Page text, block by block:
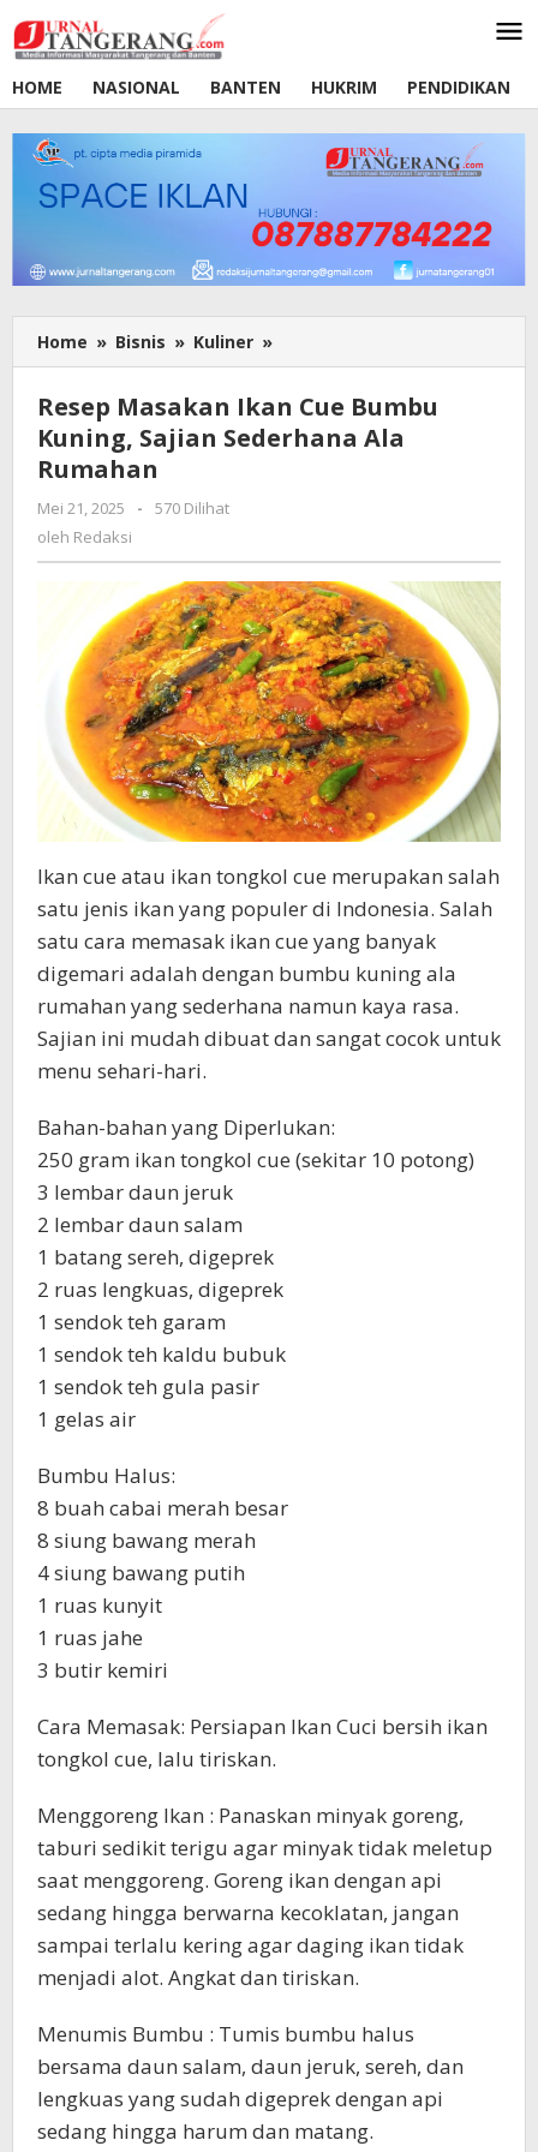
ke
konten
HOME
NASIONAL BANTEN HUKRIM PENDIDIKAN
Home » Bisnis » Kuliner »
Masakan
Cue
Bumbu
Rumahan
Resep Masakan Ikan Cue Bumbu
Kuning, Sajian Sederhana Ala
Rumahan
Mei 21, 2025
oleh
-
570 Dilihat
oleh Redaksi
Ikan cue atau ikan tongkol cue merupakan salah
satu jenis ikan yang populer di Indonesia. Salah
satu cara memasak ikan cue yang banyak
digemari adalah dengan bumbu kuning ala
rumahan yang sederhana namun kaya rasa.
Sajian ini mudah dibuat dan sangat cocok untuk
menu sehari-hari.
Bahan-bahan yang Diperlukan:
250 gram ikan tongkol cue (sekitar 10 potong)
3 lembar daun jeruk
2 lembar daun salam
1 batang sereh, digeprek
2 ruas lengkuas, digeprek
1 sendok teh garam
1 sendok teh kaldu bubuk
1 sendok teh gula pasir
1 gelas air
Bumbu Halus:
8 buah cabai merah besar
8 siung bawang merah
4 siung bawang putih
1 ruas kunyit
1 ruas jahe
3 butir kemiri
Cara Memasak: Persiapan Ikan Cuci bersih ikan
tongkol cue, lalu tiriskan.
Menggoreng Ikan : Panaskan minyak goreng,
taburi sedikit terigu agar minyak tidak meletup
saat menggoreng. Goreng ikan dengan api
sedang hingga berwarna kecoklatan, jangan
sampai terlalu kering agar daging ikan tidak
menjadi alot. Angkat dan tiriskan.
Menumis Bumbu : Tumis bumbu halus
bersama daun salam, daun jeruk, sereh, dan
lengkuas yang sudah digeprek dengan api
sedang hingga harum dan matang.